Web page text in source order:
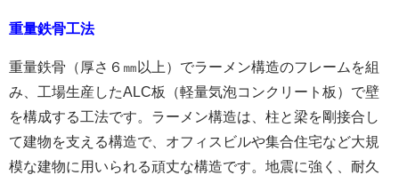
重量鉄骨工法
重量鉄骨（厚さ６㎜以上）でラーメン構造のフレームを組
み、工場生産したALC板（軽量気泡コンクリート板）で壁
を構成する工法です。ラーメン構造は、柱と梁を剛接合し
て建物を支える構造で、オフィスビルや集合住宅など大規
模な建物に用いられる頑丈な構造です。地震に強く、耐久